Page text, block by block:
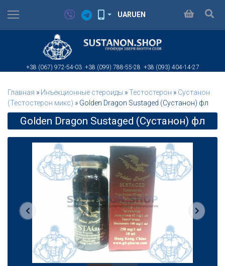
UARUEN
+38 (067) 972-54-03 +38 (099) 788-55-28 +38 (093) 404-14-27
Главная » Инъeкциoнныe стерoиды »Тестостерон » Сустанон
(Тестостерон микс) » Golden Dragon Sustaged (Сустанон) фл
Golden Dragon Sustaged (Сустанон) фл
Предыдущая